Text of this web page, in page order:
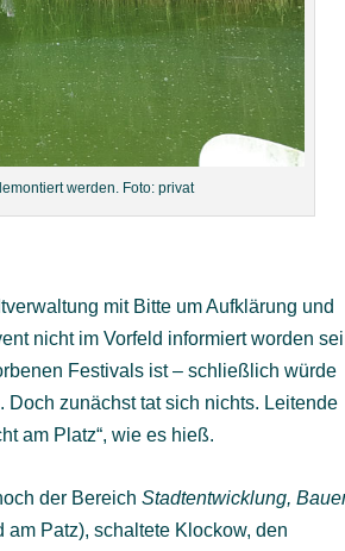
werden. Foto: privat
mit Bitte um Aufklärung und
nicht im Vorfeld informiert worden sei
Festivals ist – schließlich würde
zunächst tat sich nichts. Leitende
am Platz“, wie es hieß.
der BereichStadtentwicklung,
Patz), schaltete Klockow, den